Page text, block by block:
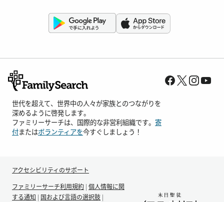
世代を超えて、世界中の人々が家族とのつながりを
深めるように啓発します。
ファミリーサーチは、国際的な非営利組織です。 寄
付またはボランティアを今すぐしましょう！
アクセシビリティのサポート
ファミリーサーチ利用規約 | 個人情報に関
する通知 | 国および言語の選択肢 |